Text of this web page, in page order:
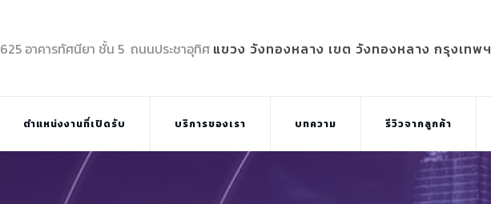
625 อาคารทัศนียา ชั้น 5 ถนนประชาอุทิศ แขวง วังทองหลาง เขต วังทองหลาง กรุงเทพฯ
ตำแหน่งงานที่เปิดรับ บริการของเรา บทความ รีวิวจากลูกค้า